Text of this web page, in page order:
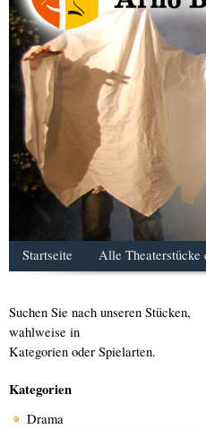
Startseite Alle Theaterstücke
Suchen Sie nach unseren Stücken,
wahlweise in
Kategorien oder Spielarten.
Kategorien
Drama